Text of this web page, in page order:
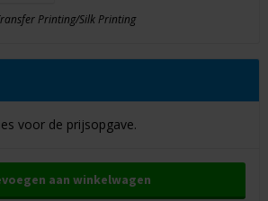
Printing/Silk Printing
voor de prijsopgave.
aan winkelwagen